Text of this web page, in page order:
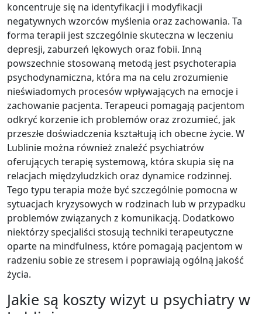
koncentruje się na identyfikacji i modyfikacji
negatywnych wzorców myślenia oraz zachowania. Ta
forma terapii jest szczególnie skuteczna w leczeniu
depresji, zaburzeń lękowych oraz fobii. Inną
powszechnie stosowaną metodą jest psychoterapia
psychodynamiczna, która ma na celu zrozumienie
nieświadomych procesów wpływających na emocje i
zachowanie pacjenta. Terapeuci pomagają pacjentom
odkryć korzenie ich problemów oraz zrozumieć, jak
przeszłe doświadczenia kształtują ich obecne życie. W
Lublinie można również znaleźć psychiatrów
oferujących terapię systemową, która skupia się na
relacjach międzyludzkich oraz dynamice rodzinnej.
Tego typu terapia może być szczególnie pomocna w
sytuacjach kryzysowych w rodzinach lub w przypadku
problemów związanych z komunikacją. Dodatkowo
niektórzy specjaliści stosują techniki terapeutyczne
oparte na mindfulness, które pomagają pacjentom w
radzeniu sobie ze stresem i poprawiają ogólną jakość
życia.
Jakie są koszty wizyt u psychiatry w